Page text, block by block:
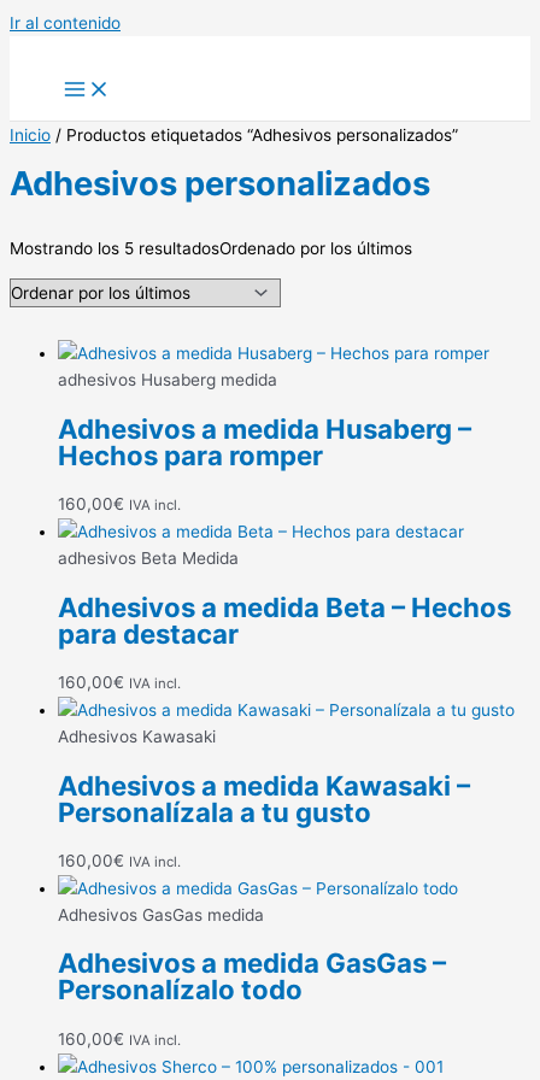
Ir al contenido
Inicio / Productos etiquetados “Adhesivos personalizados”
Adhesivos personalizados
Mostrando los 5 resultadosOrdenado por los últimos
adhesivos Husaberg medida
Adhesivos a medida Husaberg –
Hechos para romper
160,00€ IVA incl.
adhesivos Beta Medida
Adhesivos a medida Beta – Hechos
para destacar
160,00€ IVA incl.
Adhesivos Kawasaki
Adhesivos a medida Kawasaki –
Personalízala a tu gusto
160,00€ IVA incl.
Adhesivos GasGas medida
Adhesivos a medida GasGas –
Personalízalo todo
160,00€ IVA incl.